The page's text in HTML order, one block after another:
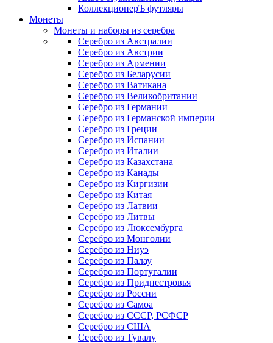
КоллекционерЪ футляры
Монеты
Монеты и наборы из серебра
Серебро из Австралии
Серебро из Австрии
Серебро из Армении
Серебро из Беларусии
Серебро из Ватикана
Серебро из Великобритании
Серебро из Германии
Серебро из Германской империи
Серебро из Греции
Серебро из Испании
Серебро из Италии
Серебро из Казахстана
Серебро из Канады
Серебро из Киргизии
Серебро из Китая
Серебро из Латвии
Серебро из Литвы
Серебро из Люксембурга
Серебро из Монголии
Серебро из Ниуэ
Серебро из Палау
Серебро из Португалии
Серебро из Приднестровья
Серебро из России
Серебро из Самоа
Серебро из СССР, РСФСР
Серебро из США
Серебро из Тувалу